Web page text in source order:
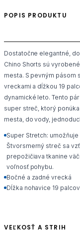
POPIS PRODUKTU
Dostatočne elegantné,
Chino Shorts sú
mesta. S pevným pásom
vreckami a dĺžkou 19
dynamické leto. Tento
super streč, ktorý
mesta, do vody,
Super Stretch:
Štvorsmerný streč sa
prepožičiava tkanine
voľnosť pohybu.
Bočné a zadné vrecká
Dĺžka nohavice 19 palcov
VEĽKOSŤ A STRIH